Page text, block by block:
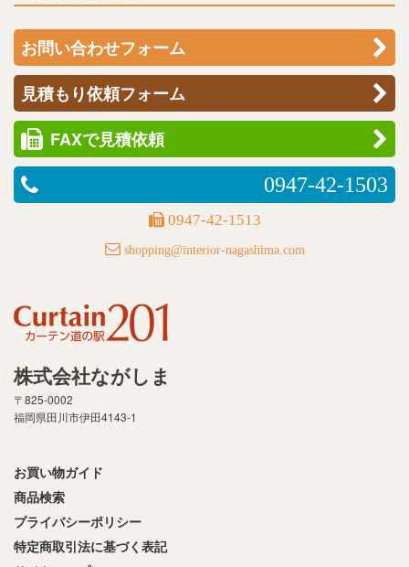
お問い合わせフォーム
見積もり依頼フォーム
FAXで見積依頼
0947-42-1503
0947-42-1513
shopping@interior-nagashima.com
株式会社ながしま
〒825-0002
福岡県田川市伊田4143-1
お買い物ガイド
商品検索
プライバシーポリシー
特定商取引法に基づく表記